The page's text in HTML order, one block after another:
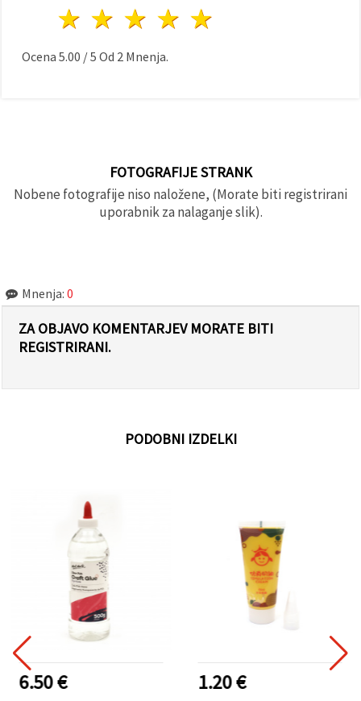
4 zvezde
3 zvezde
2 zvezde
1 zvezda
Ocena 5.00 /5 Od 2 Mnenja.
FOTOGRAFIJE STRANK
Nobene fotografije niso naložene, (Morate biti registrirani
uporabnik za nalaganje slik).
Mnenja: 0
ZA OBJAVO KOMENTARJEV MORATE BITI
REGISTRIRANI.
PODOBNI IZDELKI
6.50 € 1.20 €